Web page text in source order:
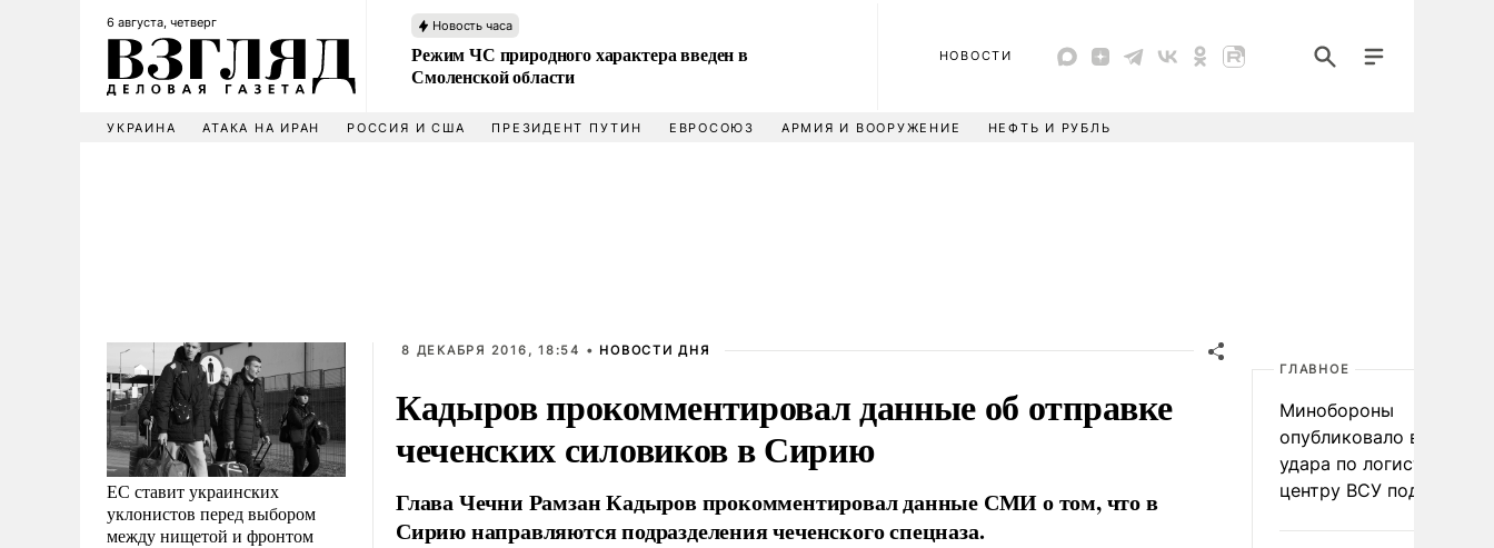
6 августа, четверг Новость часа
Режим ЧС природного характера введен в
Смоленской области
НОВОСТИ
УКРАИНА АТАКА НА ИРАН РОССИЯ И США ПРЕЗИДЕНТ ПУТИН ЕВРОСОЮЗ АРМИЯ И ВООРУЖЕНИЕ НЕФТЬ И РУБЛЬ
ЕС ставит украинских
уклонистов перед выбором
между нищетой и фронтом
8 ДЕКАБРЯ 2016, 18:54 • НОВОСТИ ДНЯ
Кадыров прокомментировал данные об отправке
чеченских силовиков в Сирию
Глава Чечни Рамзан Кадыров прокомментировал данные СМИ о том, что в
Сирию направляются подразделения чеченского спецназа.
ГЛАВНОЕ
Минобороны
опубликовало видео
удара по
центру ВСУ под Киевом